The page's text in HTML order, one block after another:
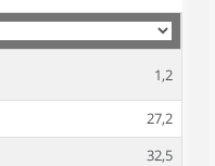
1,2
27,2
32,5